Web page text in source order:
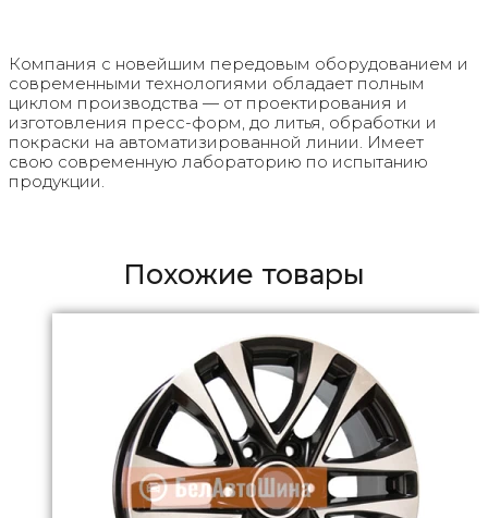
Компания с новейшим передовым оборудованием и
современными технологиями обладает полным
циклом производства — от проектирования и
изготовления пресс-форм, до литья, обработки и
покраски на автоматизированной линии. Имеет
свою современную лабораторию по испытанию
продукции.
Похожие товары